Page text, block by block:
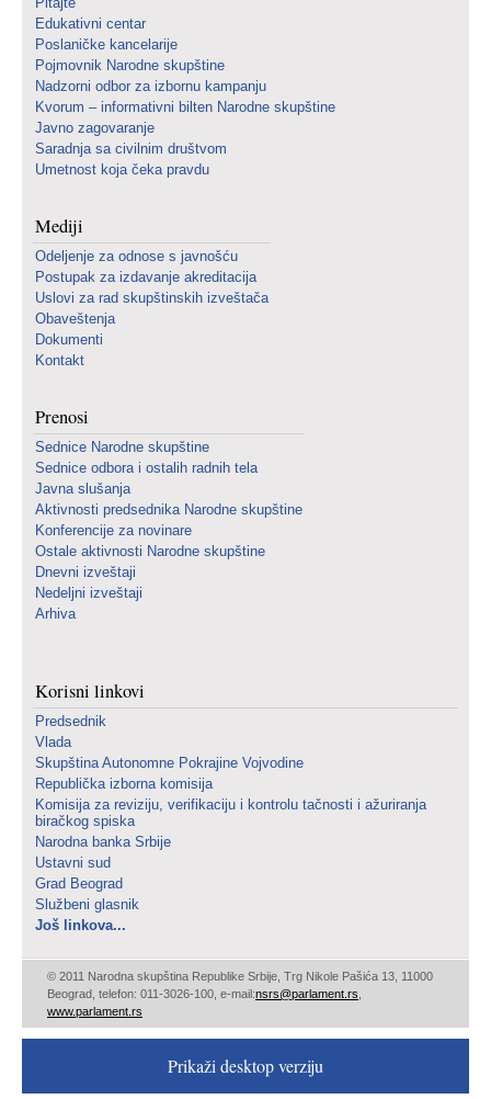
Edukativni centar
Poslaničke kancelarije
Pojmovnik Narodne skupštine
Nadzorni odbor za izbornu kampanju
Kvorum – informativni bilten Narodne skupštine
Javno zagovaranje
Saradnja sa civilnim društvom
Umetnost koja čeka pravdu
Mediji
Odeljenje za odnose s javnošću
Postupak za izdavanje akreditacija
Uslovi za rad skupštinskih izveštača
Obaveštenja
Dokumenti
Kontakt
Prenosi
Sednice Narodne skupštine
Sednice odbora i ostalih radnih tela
Javna slušanja
Aktivnosti predsednika Narodne skupštine
Konferencije za novinare
Ostale aktivnosti Narodne skupštine
Dnevni izveštaji
Nedeljni izveštaji
Arhiva
Korisni linkovi
Predsednik
Vlada
Skupština Autonomne Pokrajine Vojvodine
Republička izborna komisija
Komisija za reviziju, verifikaciju i kontrolu tačnosti i ažuriranja
biračkog spiska
Narodna banka Srbije
Ustavni sud
Grad Beograd
Službeni glasnik
Još linkova...
© 2011 Narodna skupština Republike Srbije, Trg Nikole Pašića 13, 11000
Beograd, telefon: 011-3026-100, e-mail:nsrs@parlament.rs
www.parlament.rs
Prikaži desktop verziju